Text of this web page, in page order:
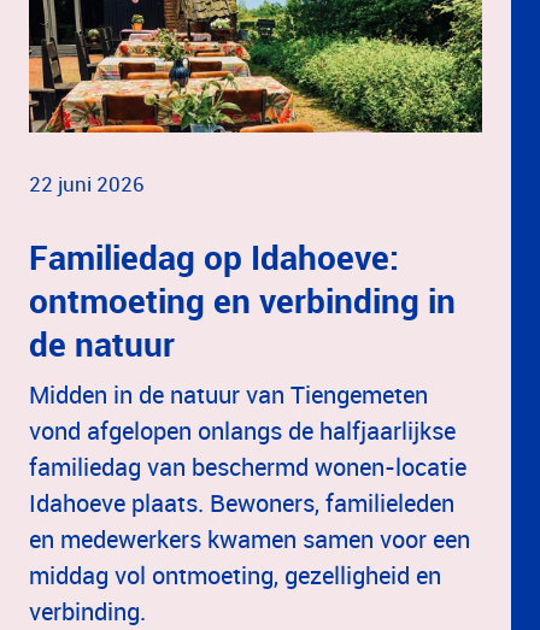
22 juni 2026
Familiedag op Idahoeve:
ontmoeting en verbinding in
de natuur
Midden in de natuur van Tiengemeten
vond afgelopen onlangs de halfjaarlijkse
familiedag van beschermd wonen-locatie
Idahoeve plaats. Bewoners, familieleden
en medewerkers kwamen samen voor een
middag vol ontmoeting, gezelligheid en
verbinding.